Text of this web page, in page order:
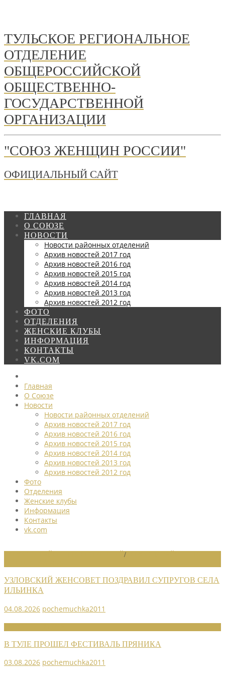
ТУЛЬСКОЕ РЕГИОНАЛЬНОЕ
ОТДЕЛЕНИЕ
ОБЩЕРОССИЙСКОЙ
ОБЩЕСТВЕННО-
ГОСУДАРСТВЕННОЙ
ОРГАНИЗАЦИИ
"СОЮЗ ЖЕНЩИН РОССИИ"
ОФИЦИАЛЬНЫЙ САЙТ
ГЛАВНАЯ
О СОЮЗЕ
НОВОСТИ
Новости районных отделений
Архив новостей 2017 год
Архив новостей 2016 год
Архив новостей 2015 год
Архив новостей 2014 год
Архив новостей 2013 год
Архив новостей 2012 год
ФОТО
ОТДЕЛЕНИЯ
ЖЕНСКИЕ КЛУБЫ
ИНФОРМАЦИЯ
КОНТАКТЫ
VK.COM
Главная
О Союзе
Новости
Новости районных отделений
Архив новостей 2017 год
Архив новостей 2016 год
Архив новостей 2015 год
Архив новостей 2014 год
Архив новостей 2013 год
Архив новостей 2012 год
Фото
Отделения
Женские клубы
Информация
Контакты
vk.com
/
УЗЛОВСКИЙ ЖЕНСОВЕТ ПОЗДРАВИЛ СУПРУГОВ СЕЛА
ИЛЬИНКА
04.08.2026 pochemuchka2011
В ТУЛЕ ПРОШЕЛ ФЕСТИВАЛЬ ПРЯНИКА
03.08.2026 pochemuchka2011